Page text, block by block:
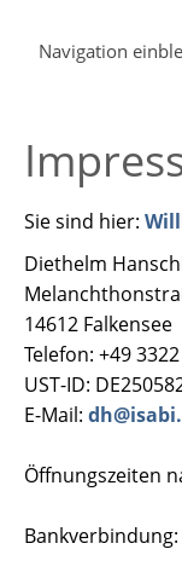
Navigation
Sie sind hier:
Diethelm
14612 Falkensee
Telefon: +49
UST-ID:
E-Mail:
Öffnungszeiten
Bankverbindung: